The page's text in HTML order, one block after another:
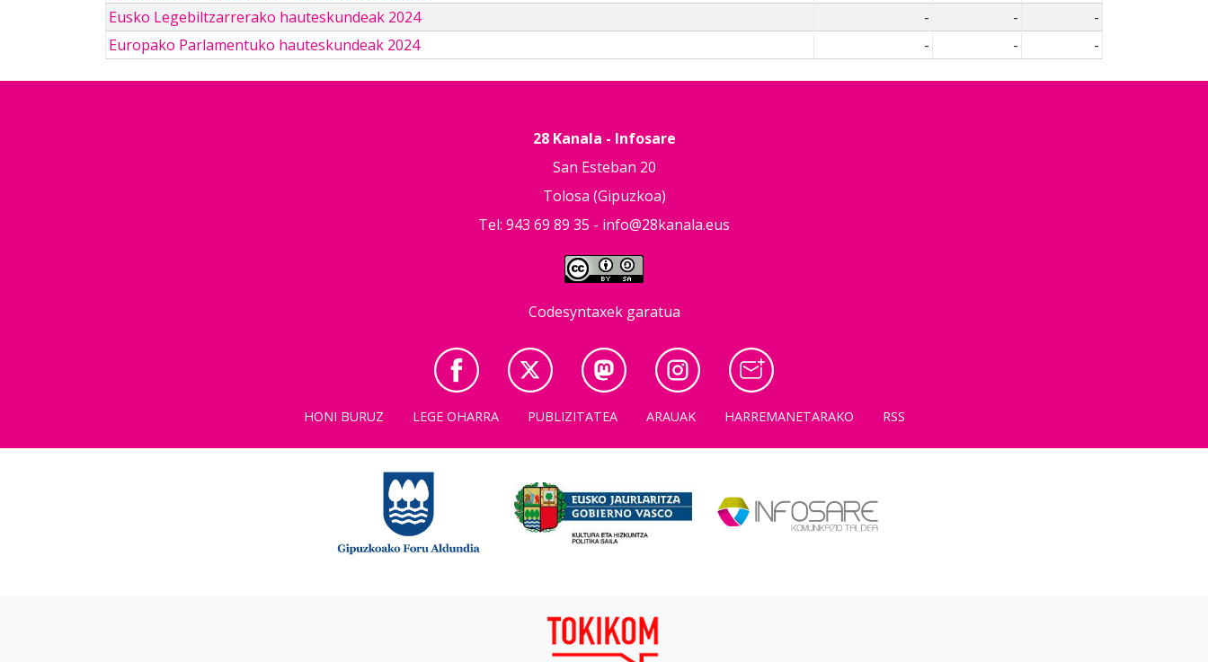
Eusko Legebiltzarrerako hauteskundeak 2024
- -
-
Europako Parlamentuko hauteskundeak 2024
- - -
28 Kanala - Infosare
San Esteban 20
Tolosa (Gipuzkoa)
Tel: 943 69 89 35 - info@28kanala.eus
Codesyntaxek garatua
HONI BURUZ LEGE OHARRA PUBLIZITATEA ARAUAK HARREMANETARAKO RSS